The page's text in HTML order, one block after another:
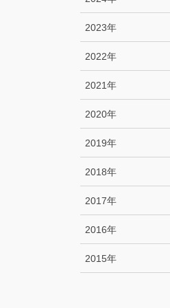
2023年
2022年
2021年
2020年
2019年
2018年
2017年
2016年
2015年